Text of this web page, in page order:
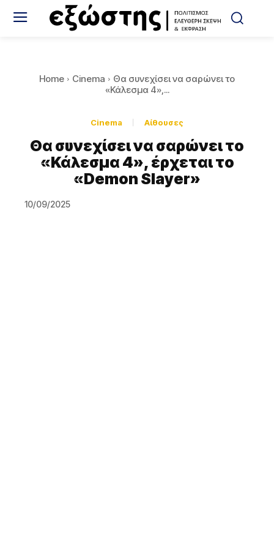
Home Cinema
Θα συνεχίσει να σαρώνει το
«Κάλεσμα 4»,...
Cinema Αίθουσες
Θα συνεχίσει να σαρώνει το
«Κάλεσμα 4», έρχεται το
«Demon Slayer»
10/09/2025